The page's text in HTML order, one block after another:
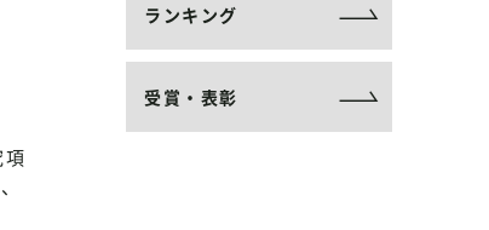
ランキング
受賞・表彰